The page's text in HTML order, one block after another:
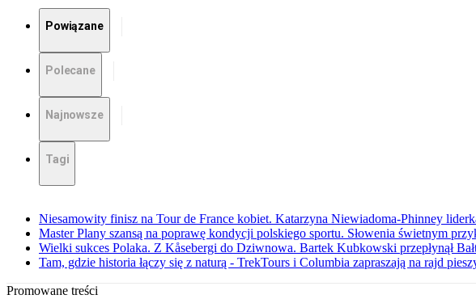
Powiązane
Polecane
Najnowsze
Tagi
Niesamowity finisz na Tour de France kobiet. Katarzyna Niewiadoma-Phinney
Master Plany szansą na poprawę kondycji polskiego sportu. Słowenia świetnym
Wielki sukces Polaka. Z Kåsebergi do Dziwnowa. Bartek Kubkowski przepłynął
Tam, gdzie historia łączy się z naturą - TrekTours i Columbia zapraszają na rajd
Promowane treści